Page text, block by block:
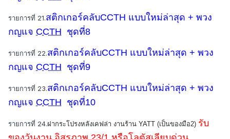
รายการที่ 21.สติกเกอร์คลับCCTH แบบใหม่ล่าสุด + พวง
กญแจ CCTH ชุดที่8
รายการที่ 22.สติกเกอร์คลับCCTH แบบใหม่ล่าสุด + พวง
กญแจ CCTH ชุดที่9
รายการที่ 23.สติกเกอร์คลับCCTH แบบใหม่ล่าสุด + พวง
กญแจ CCTH ชุดที่10
รายการที่ 24.ฝากระโปรงหลังเคฟล่า งานร้าน YATT (เป็นของมือ2) รับ